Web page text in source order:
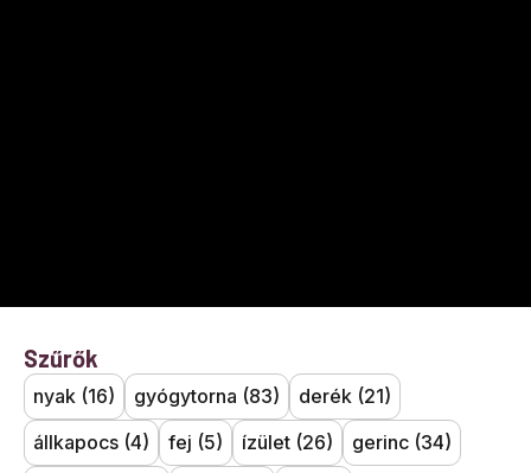
Szűrők
nyak (16) gyógytorna (83) derék (21)
állkapocs (4) fej (5) ízület (26) gerinc (34)